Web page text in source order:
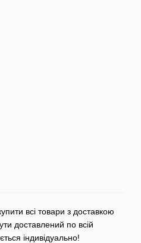
всі товари з доставкою
доставлений по всій
індивідуально!